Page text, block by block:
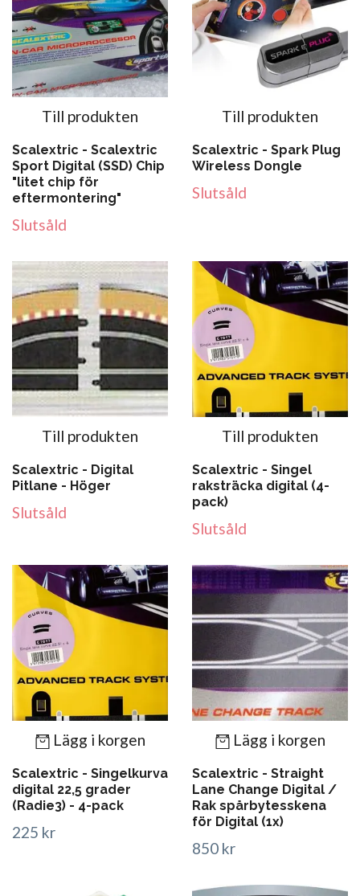
Till produkten
Scalextric - Scalextric
Sport Digital (SSD) Chip
"litet chip för
eftermontering"
Slutsåld
Till produkten
Scalextric - Spark Plug
Wireless Dongle
Slutsåld
Till produkten
Scalextric - Digital
Pitlane - Höger
Slutsåld
Till produkten
Scalextric - Singel
raksträcka digital (4-
pack)
Slutsåld
Lägg i korgen
Scalextric - Singelkurva
digital 22,5 grader
(Radie3) - 4-pack
225 kr
Lägg i korgen
Scalextric - Straight
Lane Change Digital /
Rak spårbytesskena
för Digital (1x)
850 kr